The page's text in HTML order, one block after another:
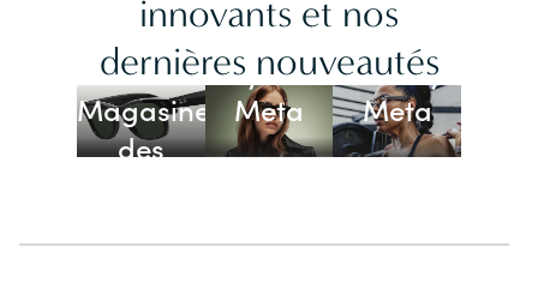
innovants et nos
dernières nouveautés
Magasiner
des
Ray-Ban
Meta
Lunettes
Oakley
Meta